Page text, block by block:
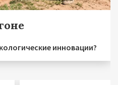
инновации?